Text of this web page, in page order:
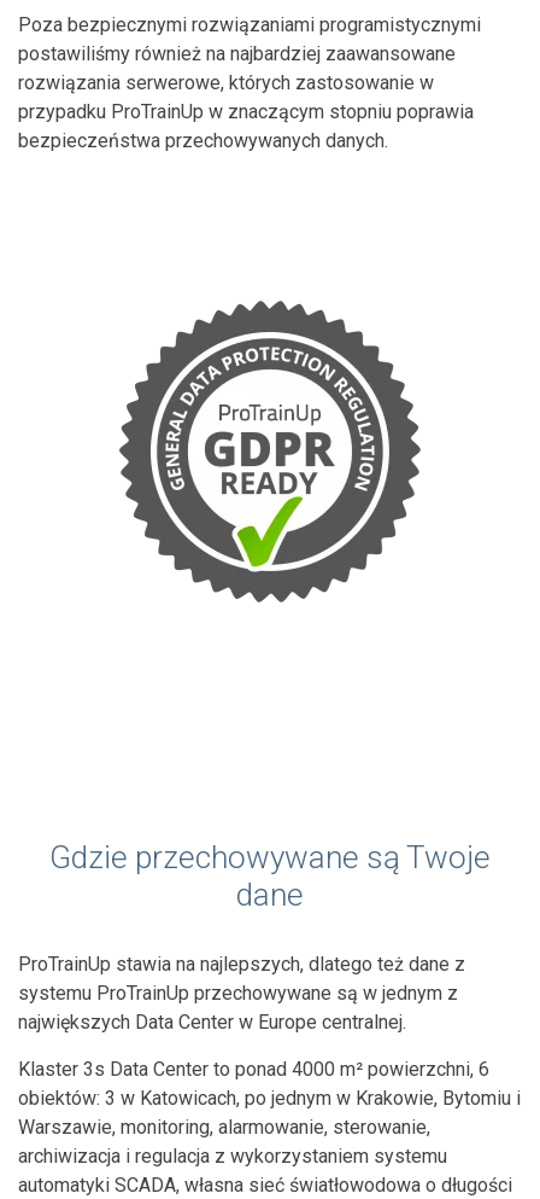
Poza bezpiecznymi rozwiązaniami programistycznymi
postawiliśmy również na najbardziej zaawansowane
rozwiązania serwerowe, których zastosowanie w
przypadku ProTrainUp w znaczącym stopniu poprawia
bezpieczeństwa przechowywanych danych.
Gdzie przechowywane są Twoje
dane
ProTrainUp stawia na najlepszych, dlatego też dane z
systemu ProTrainUp przechowywane są w jednym z
największych Data Center w Europe centralnej.
Klaster 3s Data Center to ponad 4000 m² powierzchni, 6
obiektów: 3 w Katowicach, po jednym w Krakowie, Bytomiu i
Warszawie, monitoring, alarmowanie, sterowanie,
archiwizacja i regulacja z wykorzystaniem systemu
automatyki SCADA, własna sieć światłowodowa o długości